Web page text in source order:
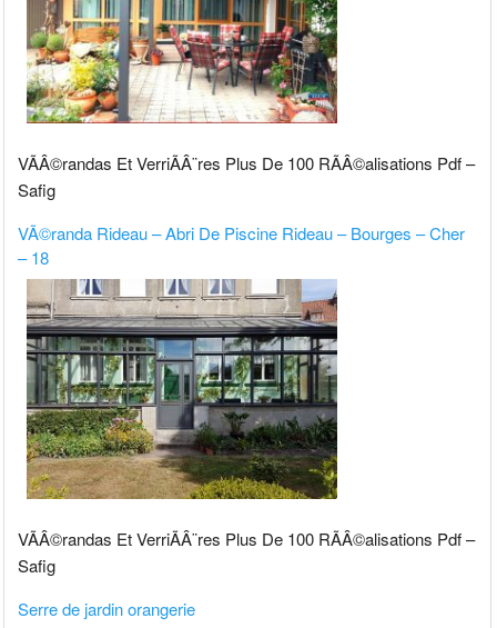
VÃÂ©randas Et VerriÃÂ¨res Plus De 100 RÃÂ©alisations Pdf –
Safig
VÃ©randa Rideau – Abri De Piscine Rideau – Bourges – Cher
– 18
VÃÂ©randas Et VerriÃÂ¨res Plus De 100 RÃÂ©alisations Pdf –
Safig
Serre de jardin orangerie